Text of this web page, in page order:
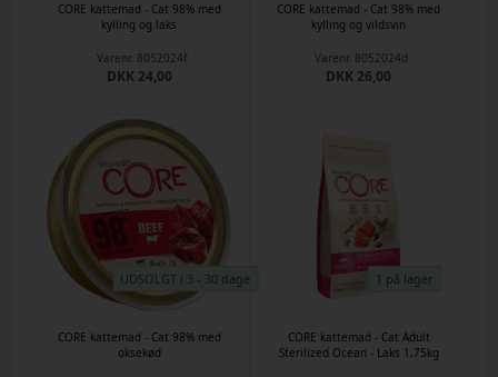
CORE kattemad - Cat 98% med
kylling og laks
Varenr. 8052024f
DKK 24,00
CORE kattemad - Cat 98% med
kylling og vildsvin
Varenr. 8052024d
DKK 26,00
UDSOLGT i 3 - 30 dage
CORE kattemad - Cat 98% med
oksekød
1 på lager
CORE kattemad - Cat Adult
Sterilized Ocean - Laks 1,75kg